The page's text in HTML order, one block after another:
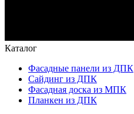
Каталог
Фасадные панели из ДПК
Сайдинг из ДПК
Фасадная доска из МПК
Планкен из ДПК